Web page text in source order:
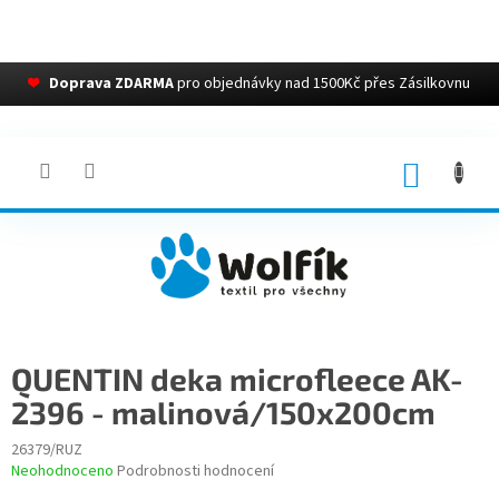
❤ Doprava ZDARMApro objednávky nad 1500Kč přes Zásilkovnu
QUENTIN deka microfleece AK-
2396 - malinová/150x200cm
26379/RUZ
Průměrné
Neohodnoceno Podrobnosti hodnocení